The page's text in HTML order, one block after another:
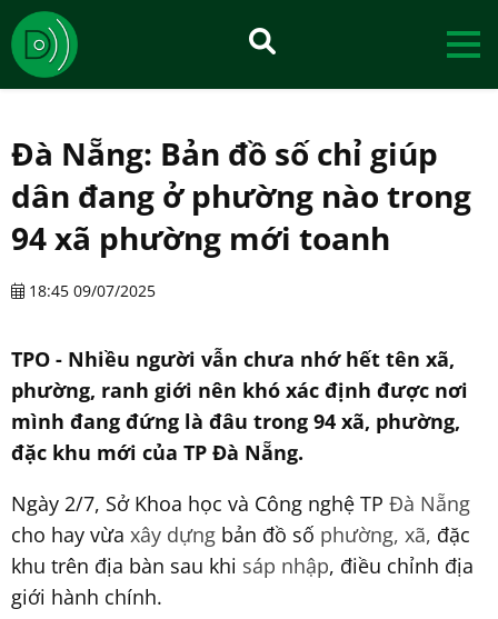
Đà Nẵng: Bản đồ số chỉ giúp
dân đang ở phường nào trong
94 xã phường mới toanh
18:45 09/07/2025
TPO - Nhiều người vẫn chưa nhớ hết tên xã,
phường, ranh giới nên khó xác định được nơi
mình đang đứng là đâu trong 94 xã, phường,
đặc khu mới của TP Đà Nẵng.
Ngày 2/7, Sở Khoa học và Công nghệ TP Đà Nẵng
cho hay vừa xây dựng bản đồ số phường, xã, đặc
khu trên địa bàn sau khi sáp nhập, điều chỉnh địa
giới hành chính.